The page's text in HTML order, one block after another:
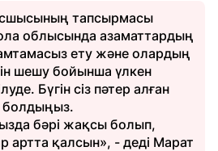
тапсырмасы
облысында азаматтардың
қамтамасыз ету және олардың
шешу бойынша үлкен
Бүгін сіз пәтер алған
бәрі жақсы болып,
артта қалсын», - деді Марат